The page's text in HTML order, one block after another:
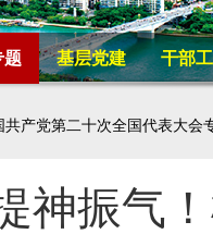
题 基层党建 干部
共产党第二十次全国代表大会
神振气